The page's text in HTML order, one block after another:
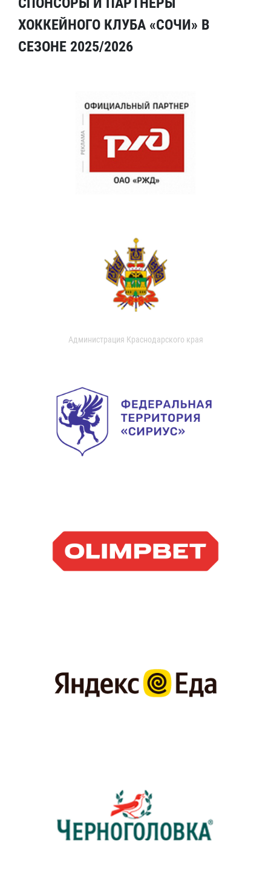
ХОККЕЙНОГО КЛУБА «СОЧИ» В
СЕЗОНЕ 2025/2026
Администрация Краснодарского края